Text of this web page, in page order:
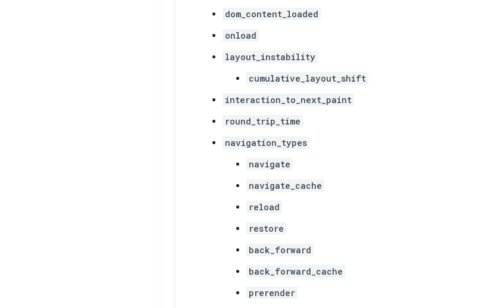
dom_content_loaded
onload
layout_instability
cumulative_layout_shift
interaction_to_next_paint
round_trip_time
navigation_types
navigate
navigate_cache
reload
restore
back_forward
back_forward_cache
prerender